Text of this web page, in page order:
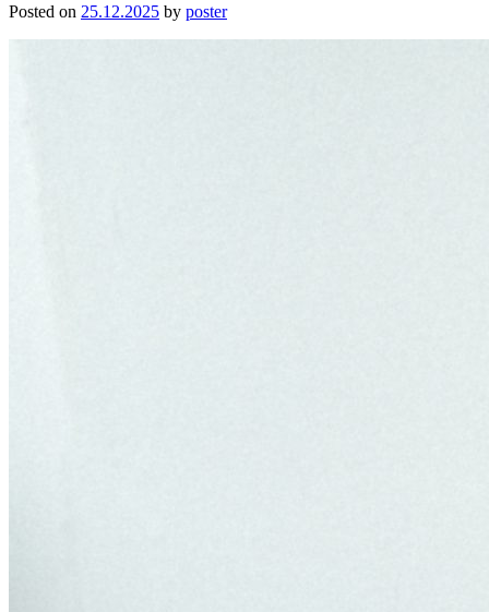
Posted on 25.12.2025 by poster